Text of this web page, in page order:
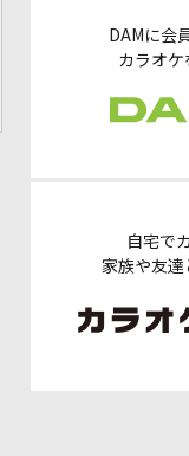
DAMに会
カラオケ
自宅で
家族や友達